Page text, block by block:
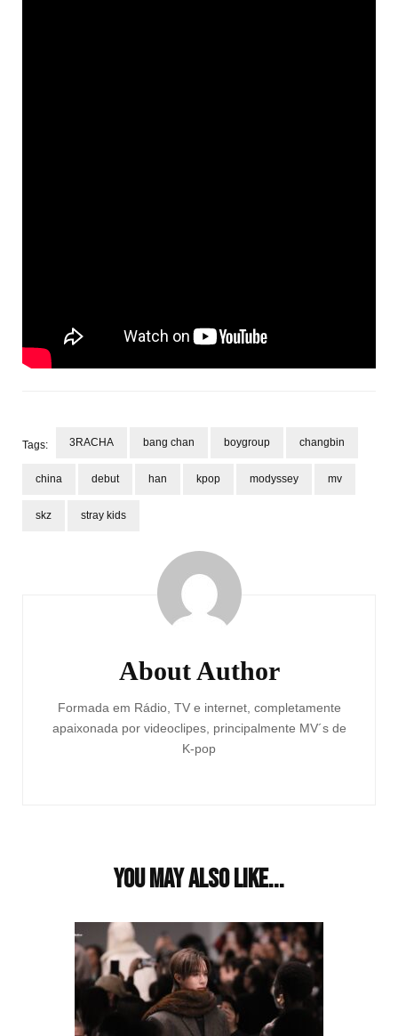
Tags: 3RACHA bang chan boygroup changbin
china debut han kpop modyssey mv
skz stray kids
About Author
Formada em Rádio, TV e internet, completamente
apaixonada por videoclipes, principalmente MV´s de
K-pop
You may also like...